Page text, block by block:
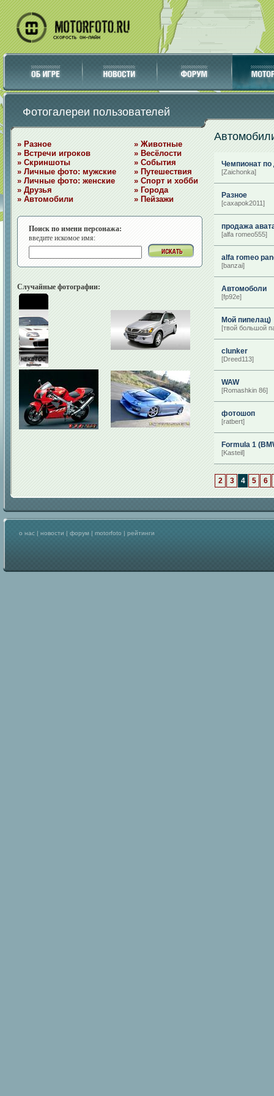
Фотогалереи пользователей
» Разное
» Встречи игроков
» Скриншоты
» Личные фото: мужские
» Личные фото: женские
» Друзья
» Автомобили
» Животные
» Весёлости
» События
» Путешествия
» Спорт и хобби
» Города
» Пейзажи
Поиск по имени персонажа:
введите искомое имя:
Случайные фотографии:
Чемпионат по
[Zaichonka]
Разное
[caxapok2011]
продажа
[alfa romeo555]
alfa romeo
[banzai]
Автомоболи
[fp92e]
Мой пипелац)
[твой большой
clunker
[Dreed113]
WAW
[Romashkin 86]
фотошоп
[ratbert]
Formula 1
[Kasteil]
2 3 4 5 6
о нас | новости | форум | motorfoto | рейтинги